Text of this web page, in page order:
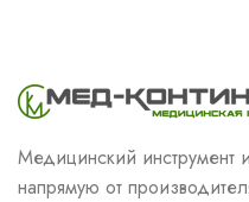
Медицинский инструмент
напрямую от